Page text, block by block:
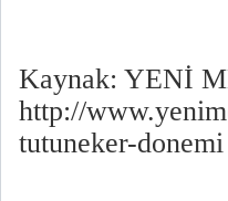
Kaynak: YENİ
http://
tutuneker-donemi